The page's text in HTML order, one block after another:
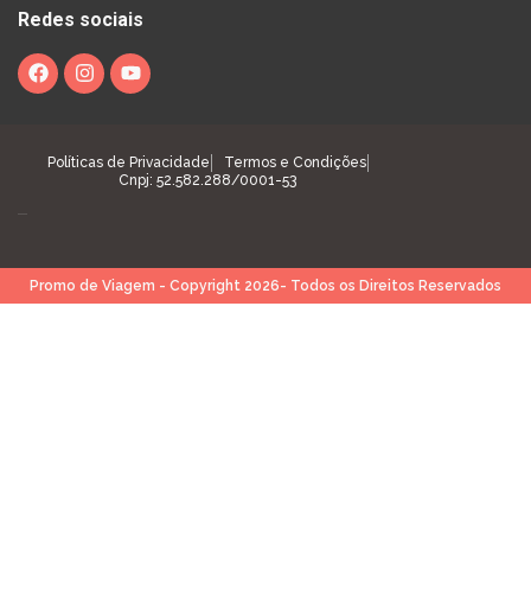
Redes sociais
Políticas de Privacidade
Termos e Condições
Cnpj: 52.582.288/0001-53
Promo de Viagem - Copyright 2026- Todos os Direitos Reservados